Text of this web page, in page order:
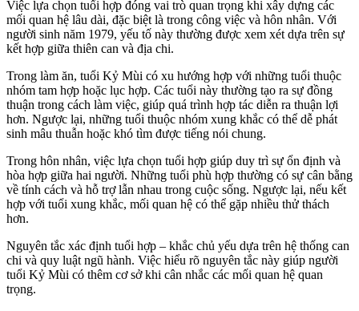
Việc lựa chọn tuổi hợp đóng vai trò quan trọng khi xây dựng các
mối quan hệ lâu dài, đặc biệt là trong công việc và hôn nhân. Với
người sinh năm 1979, yếu tố này thường được xem xét dựa trên sự
kết hợp giữa thiên can và địa chi.
Trong làm ăn, tuổi Kỷ Mùi có xu hướng hợp với những tuổi thuộc
nhóm tam hợp hoặc lục hợp. Các tuổi này thường tạo ra sự đồng
thuận trong cách làm việc, giúp quá trình hợp tác diễn ra thuận lợi
hơn. Ngược lại, những tuổi thuộc nhóm xung khắc có thể dễ phát
sinh mâu thuẫn hoặc khó tìm được tiếng nói chung.
Trong hôn nhân, việc lựa chọn tuổi hợp giúp duy trì sự ổn định và
hòa hợp giữa hai người. Những tuổi phù hợp thường có sự cân bằng
về tính cách và hỗ trợ lẫn nhau trong cuộc sống. Ngược lại, nếu kết
hợp với tuổi xung khắc, mối quan hệ có thể gặp nhiều thử thách
hơn.
Nguyên tắc xác định tuổi hợp – khắc chủ yếu dựa trên hệ thống can
chi và quy luật ngũ hành. Việc hiểu rõ nguyên tắc này giúp người
tuổi Kỷ Mùi có thêm cơ sở khi cân nhắc các mối quan hệ quan
trọng.